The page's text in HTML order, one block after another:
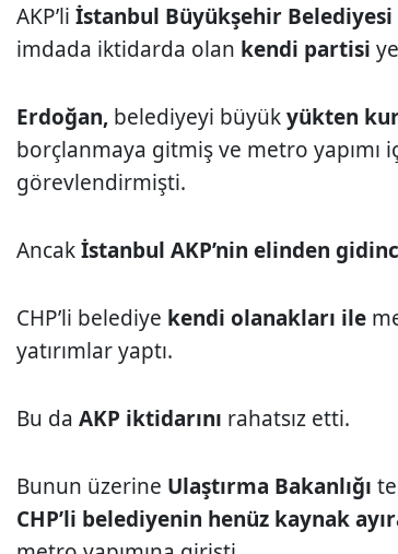
AKP’liİstanbul Büyükşehir Belediyesi
imdada iktidarda olan kendi partisi
Erdoğan, belediyeyi büyükyükten
borçlanmaya gitmiş ve metro yapımı
görevlendirmişti.
Ancakİstanbul AKP’nin elinden
CHP’li belediye kendi olanakları ile
yatırımlar yaptı.
Bu daAKP iktidarını rahatsız etti.
Bunun üzerine Ulaştırma Bakanlığı
CHP’li belediyenin henüz kaynak